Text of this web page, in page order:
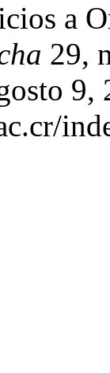
a
29,
9,